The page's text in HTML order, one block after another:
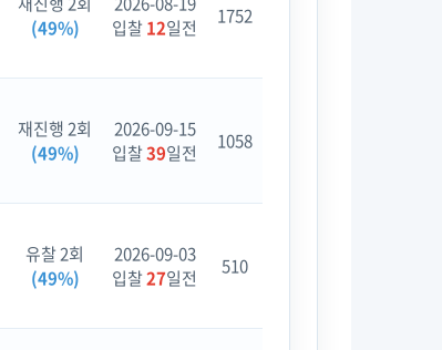
(49%)
입찰12일전 1752
재진행 2회
(49%)
2026-09-15
입찰39일전 1058
유찰 2회
(49%)
2026-09-03
입찰27일전 510